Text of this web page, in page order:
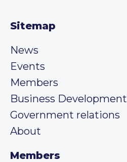
Sitemap
News
Events
Members
Business Development
Government relations
About
Members